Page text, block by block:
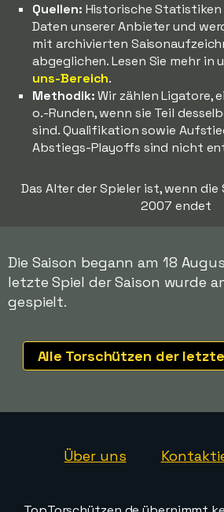
Quellen: Historische
Daten unserer Anbieter und
mit archivierten
abgeglichen. Lesen Sie mehr in
uns-Bereich.
Methodik:Wir zählen Ligatore,
o.-Runden, wenn sie Teil
sind. Qualifikation sowie
Abstiegs-Playoffs sind nicht
Das Alter der Spieler ist, wenn die
2007 endet
Die Saison begann am 18
letzte Spiel der Saison wurde
gespielt.
Alle Torschützen der
Über uns